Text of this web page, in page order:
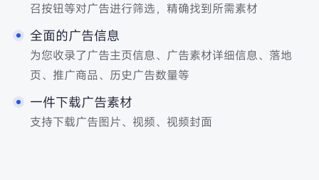
召按钮等对广告进行筛选，精确找到所需素材
全面的广告信息
为您收录了广告主页信息、广告素材详细信息、落地
页、推广商品、历史广告数量等
一件下载广告素材
支持下载广告图片、视频、视频封面